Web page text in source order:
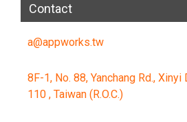
Contact
a@appworks.tw
8F-1, No. 88, Yanchang Rd.,
110 , Taiwan (R.O.C.)